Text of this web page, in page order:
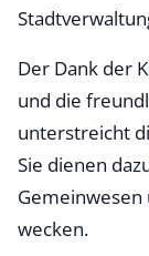
Der Dank der
und die
unterstreicht
Sie dienen
wecken.